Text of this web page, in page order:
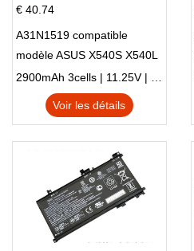
€ 40.74
A31N1519 compatible
modèle ASUS X540S X540L
X540LA-SI302 X540SA
X540S
2900mAh 3cells | 11.25V | Li-ion ...
Voir les détails